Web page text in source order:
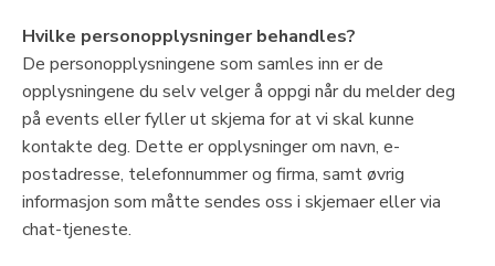
Hvilke personopplysninger behandles?
De personopplysningene som samles inn er de
opplysningene du selv velger å oppgi når du melder deg
på events eller fyller ut skjema for at vi skal kunne
kontakte deg. Dette er opplysninger om navn, e-
postadresse, telefonnummer og firma, samt øvrig
informasjon som måtte sendes oss i skjemaer eller via
chat-tjeneste.